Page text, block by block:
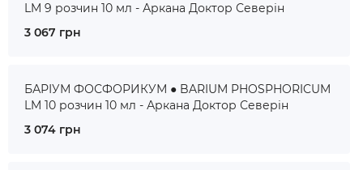
LM 9 розчин 10 мл - Аркана Доктор Северін
3 067 грн
БАРІУМ ФОСФОРИКУМ ● BARIUM PHOSPHORICUM
LM 10 розчин 10 мл - Аркана Доктор Северін
3 074 грн